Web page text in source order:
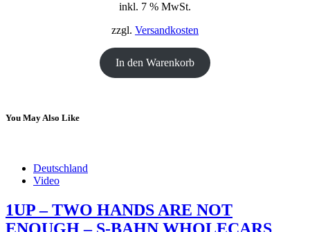
war:
ist:
inkl. 7 % MwSt.
zzgl. Versandkosten
In den Warenkorb
You May Also Like
Deutschland
Video
1UP – TWO HANDS ARE NOT